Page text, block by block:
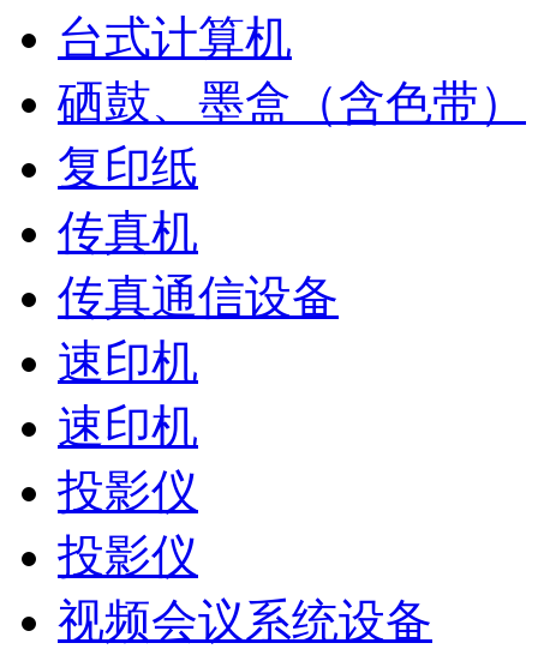
台式计算机
硒鼓、墨盒（含色带）
复印纸
传真机
传真通信设备
速印机
速印机
投影仪
投影仪
视频会议系统设备